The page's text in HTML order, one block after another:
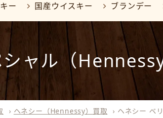
ー 国産ウイスキー ブランデー
シャル（
› ヘネシー（Hennessy）買取 › ヘネシー ベ